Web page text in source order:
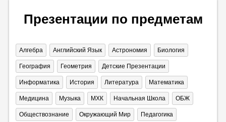
Презентации по предметам
Алгебра Английский Язык Астрономия Биология
География Геометрия Детские Презентации
Информатика История Литература Математика
Медицина Музыка МХК Начальная Школа ОБЖ
Обществознание Окружающий Мир Педагогика